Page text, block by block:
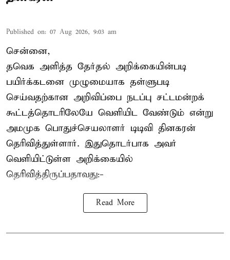
Published on: 07 Aug 2026, 9:03 am
சென்னை,
தவெக அளித்த தேர்தல் அறிக்கையின்படி
பயிர்க்கடனை முழுமையாக தள்ளுபடி
செய்வதற்கான அறிவிப்பை நடப்பு சட்டமன்றக்
கூட்டத்தொடரிலேயே வெளியிட வேண்டும் என்று
அமமுக பொதுச்செயலாளர் டிடிவி தினகரன்
தெரிவித்துள்ளார். இதுதொடர்பாக அவர்
வெளியிட்டுள்ள அறிக்கையில்
தெரிவித்திருப்பதாவது:-
Read More